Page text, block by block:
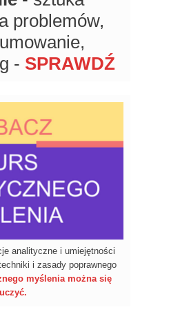
problemów,
- SPRAWDŹ
analityczne i umiejętności
i zasady poprawnego
myślenia można się